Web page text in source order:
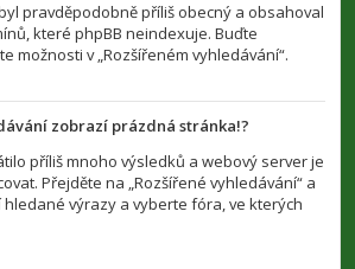
pravděpodobně příliš obecný a obsahoval
které phpBB neindexuje. Buďte
možnosti v „Rozšířeném vyhledávání“.
zobrazí prázdná stránka!?
příliš mnoho výsledků a webový server je
Přejděte na „Rozšířené vyhledávání“ a
výrazy a vyberte fóra, ve kterých